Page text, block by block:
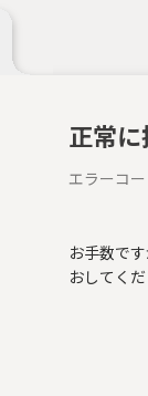
正常
エラーコー
お手数で
おしてくだ